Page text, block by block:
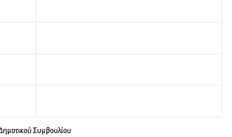
Συμβουλίου